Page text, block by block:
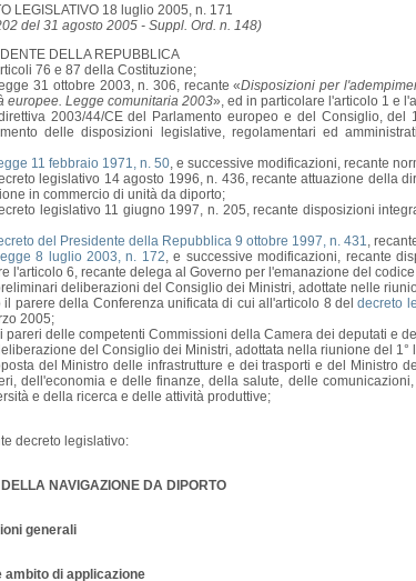
LEGISLATIVO 18 luglio 2005, n. 171
del 31 agosto 2005 - Suppl. Ord. n. 148)
DELLA REPUBBLICA
76 e 87 della Costituzione;
31 ottobre 2003, n. 306, recante «Disposizioni per
europee. Legge comunitaria 2003», ed in particolare l'articolo 1 e
2003/44/CE del Parlamento europeo e del Consiglio, del
delle disposizioni legislative, regolamentari ed
11 febbraio 1971, n. 50, e successive modificazioni, recante
legislativo 14 agosto 1996, n. 436, recante attuazione della
in commercio di unità da diporto;
legislativo 11 giugno 1997, n. 205, recante disposizioni
del Presidente della Repubblica 9 ottobre 1997, n. 431,
legge 8 luglio 2003, n. 172, e successive modificazioni, recante
l'articolo 6, recante delega al Governo per l'emanazione del
deliberazioni del Consiglio dei Ministri, adottate nelle
il parere della Conferenza unificata di cui all'articolo 8 deldecreto
2005;
pareri delle competenti Commissioni della Camera dei deputati e
del Consiglio dei Ministri, adottata nella riunione del 1°
del Ministro delle infrastrutture e dei trasporti e del Ministro
dell'economia e delle finanze, della salute, delle
e della ricerca e delle attività produttive;
decreto legislativo:
DELLA NAVIGAZIONE DA DIPORTO
generali
ambito di applicazione